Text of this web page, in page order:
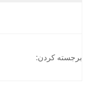
برجسته کردن: